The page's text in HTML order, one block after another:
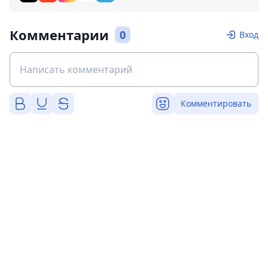
Комментарии 0 Вход
Комментировать